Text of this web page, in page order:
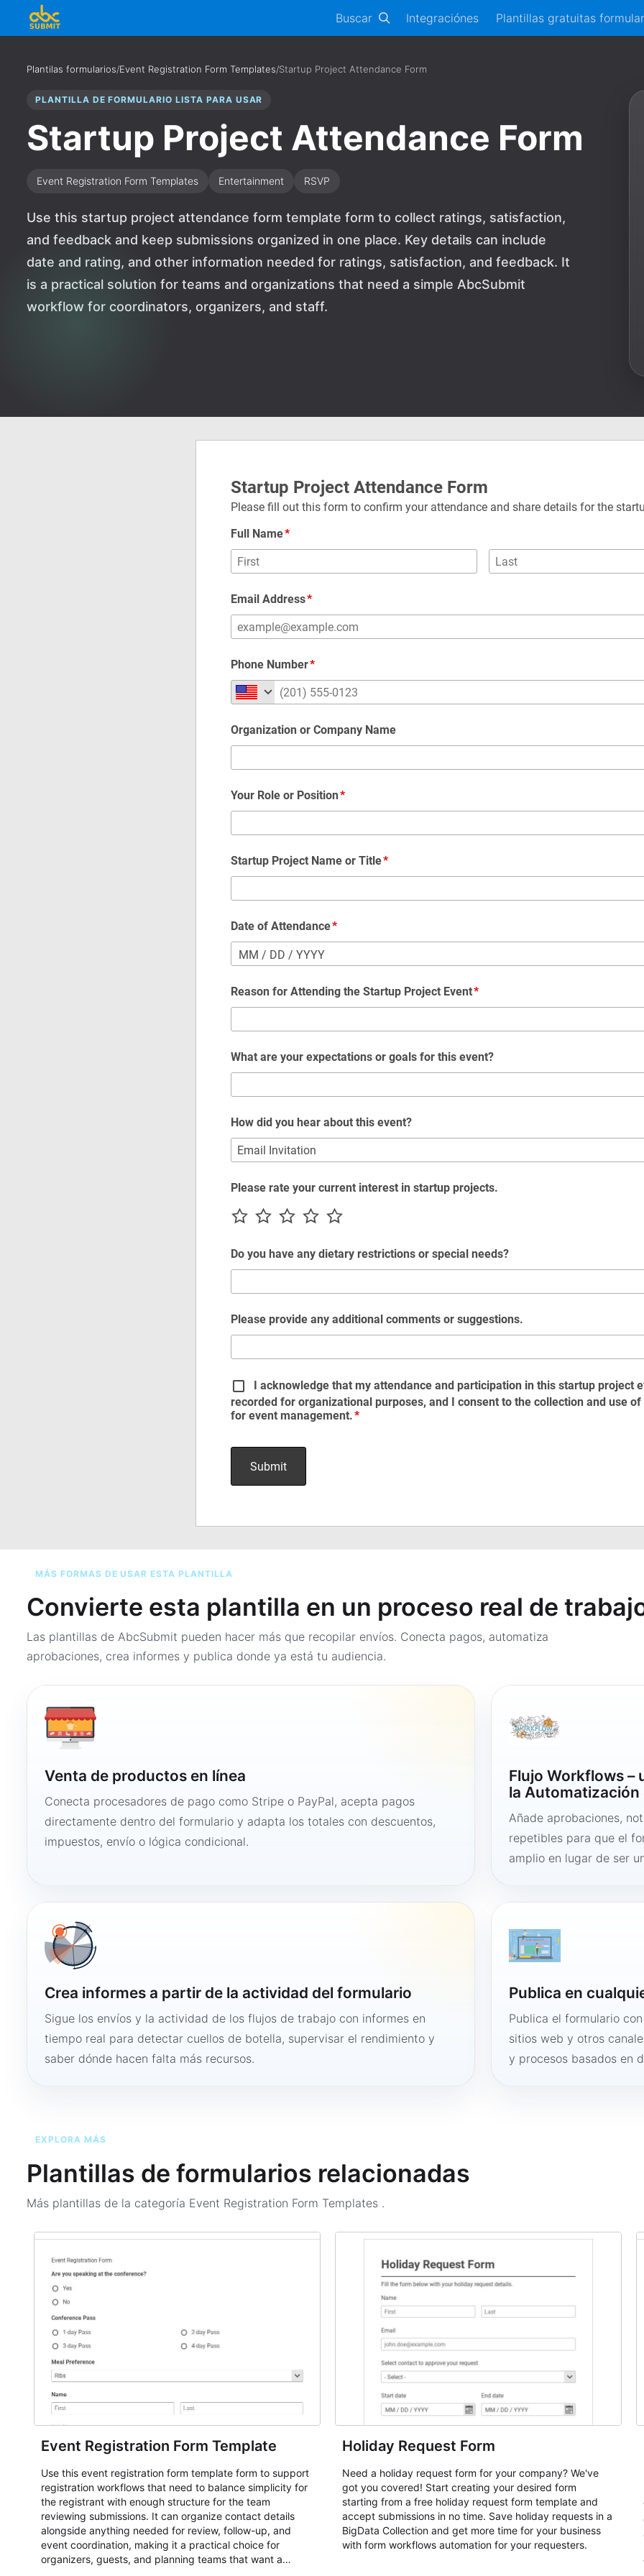
Buscar Integraciónes Plantillas gratuitas
Plantilas formularios/Event Registration Form Templates/Startup Project Attendance Form
PLANTILLA DE FORMULARIO LISTA PARA USAR
Startup Project Attendance Form
Event Registration Form Templates Entertainment RSVP
Use this startup project attendance form template form to collect ratings, satisfaction,
and feedback and keep submissions organized in one place. Key details can include
date and rating, and other information needed for ratings, satisfaction, and feedback. It
is a practical solution for teams and organizations that need a simple AbcSubmit
workflow for coordinators, organizers, and staff.
MÁS FORMAS DE USAR ESTA PLANTILLA
Convierte esta plantilla en un proceso real de
Las plantillas de AbcSubmit pueden hacer más que recopilar envíos. Conecta pagos, automatiza
aprobaciones, crea informes y publica donde ya está tu audiencia.
Venta de productos en línea
Conecta procesadores de pago como Stripe o PayPal, acepta pagos
directamente dentro del formulario y adapta los totales con descuentos,
impuestos, envío o lógica condicional.
Flujo Workflows –
la Automatización
Añade aprobaciones,
repetibles para que el
amplio en lugar de ser
Crea informes a partir de la actividad del formulario
Sigue los envíos y la actividad de los flujos de trabajo con informes en
tiempo real para detectar cuellos de botella, supervisar el rendimiento y
saber dónde hacen falta más recursos.
Publica en
Publica el formulario
sitios web y otros
y procesos basados en
EXPLORA MÁS
Plantillas de formularios relacionadas
Más plantillas de la categoría Event Registration Form Templates .
Event Registration Form Template
Use this event registration form template form to support
registration workflows that need to balance simplicity for
the registrant with enough structure for the team
reviewing submissions. It can organize contact details
alongside anything needed for review, follow-up, and
event coordination, making it a practical choice for
organizers, guests, and planning teams that want a
Holiday Request Form
Need a holiday request form for your company? We've
got you covered! Start creating your desired form
starting from a free holiday request form template and
accept submissions in no time. Save holiday requests in a
BigData Collection and get more time for your business
with form workflows automation for your requesters.